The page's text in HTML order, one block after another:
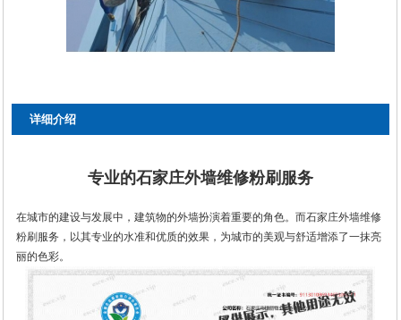
详细介绍
专业的石家庄外墙维修粉刷服务
在城市的建设与发展中，建筑物的外墙扮演着重要的角色。而石家庄外墙维修
粉刷服务，以其专业的水准和优质的效果，为城市的美观与舒适增添了一抹亮
丽的色彩。